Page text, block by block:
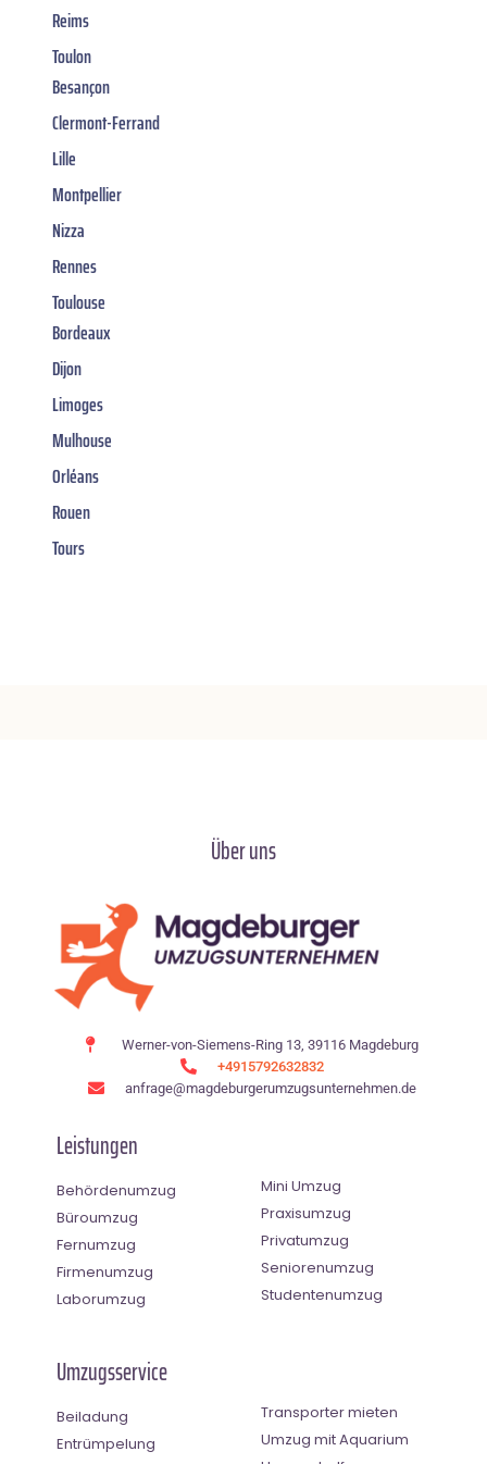
Reims
Toulon
Besançon
Clermont-Ferrand
Lille
Montpellier
Nizza
Rennes
Toulouse
Bordeaux
Dijon
Limoges
Mulhouse
Orléans
Rouen
Tours
Über uns
Werner-von-Siemens-Ring 13, 39116 Magdeburg
+4915792632832
anfrage@magdeburgerumzugsunternehmen.de
Leistungen
Behördenumzug
Büroumzug
Fernumzug
Firmenumzug
Laborumzug
Mini Umzug
Praxisumzug
Privatumzug
Seniorenumzug
Studentenumzug
Umzugsservice
Beiladung
Entrümpelung
Transporter mieten
Umzug mit Aquarium